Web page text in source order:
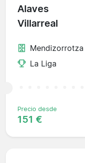
Alaves
Villarreal
La Liga
Precio desde
151 €